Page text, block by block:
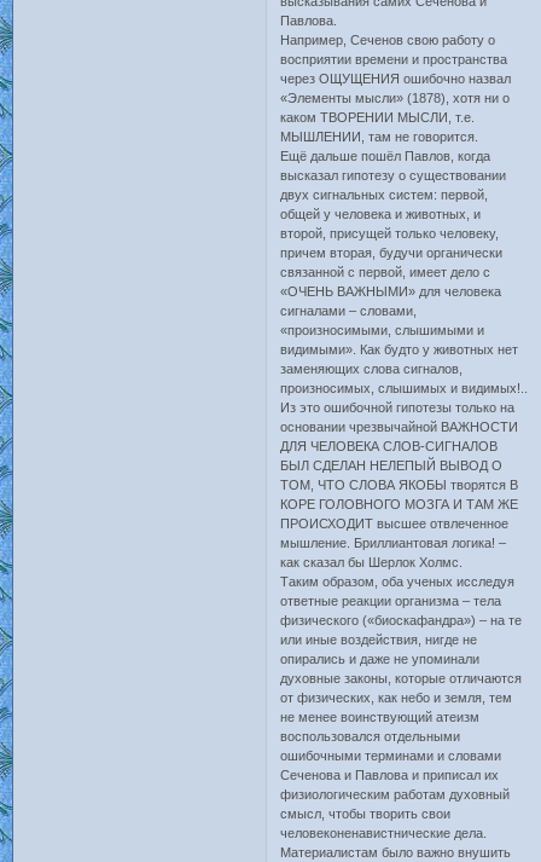
Павлова.
Например, Сеченов свою работу о
восприятии времени и пространства
через ОЩУЩЕНИЯ ошибочно назвал
«Элементы мысли» (1878), хотя ни о
каком ТВОРЕНИИ МЫСЛИ, т.е.
МЫШЛЕНИИ, там не говорится.
Ещё дальше пошёл Павлов, когда
высказал гипотезу о существовании
двух сигнальных систем: первой,
общей у человека и животных, и
второй, присущей только человеку,
причем вторая, будучи органически
связанной с первой, имеет дело с
«ОЧЕНЬ ВАЖНЫМИ» для человека
сигналами – словами,
«произносимыми, слышимыми и
видимыми». Как будто у животных нет
заменяющих слова сигналов,
произносимых, слышимых и видимых!..
Из это ошибочной гипотезы только на
основании чрезвычайной ВАЖНОСТИ
ДЛЯ ЧЕЛОВЕКА СЛОВ-СИГНАЛОВ
БЫЛ СДЕЛАН НЕЛЕПЫЙ ВЫВОД О
ТОМ, ЧТО СЛОВА ЯКОБЫ творятся В
КОРЕ ГОЛОВНОГО МОЗГА И ТАМ ЖЕ
ПРОИСХОДИТ высшее отвлеченное
мышление. Бриллиантовая логика! –
как сказал бы Шерлок Холмс.
Таким образом, оба ученых исследуя
ответные реакции организма – тела
физического («биоскафандра») – на те
или иные воздействия, нигде не
опирались и даже не упоминали
духовные законы, которые отличаются
от физических, как небо и земля, тем
не менее воинствующий атеизм
воспользовался отдельными
ошибочными терминами и словами
Сеченова и Павлова и приписал их
физиологическим работам духовный
смысл, чтобы творить свои
человеконенавистнические дела.
Материалистам было важно внушить